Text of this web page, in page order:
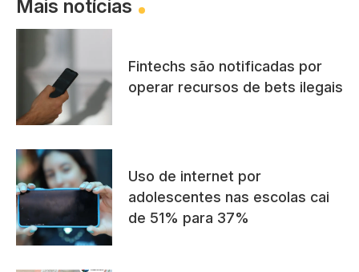
Mais notícias
Fintechs são notificadas por
operar recursos de bets ilegais
Uso de internet por
adolescentes nas escolas cai
de 51% para 37%